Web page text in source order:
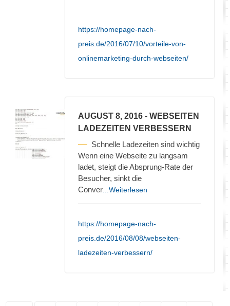
https://homepage-nach-
preis.de/2016/07/10/vorteile-von-
onlinemarketing-durch-webseiten/
AUGUST 8, 2016 - WEBSEITEN
LADEZEITEN VERBESSERN
Schnelle Ladezeiten sind wichtig
Wenn eine Webseite zu langsam
ladet, steigt die Absprung-Rate der
Besucher, sinkt die
Conver ...Weiterlesen
https://homepage-nach-
preis.de/2016/08/08/webseiten-
ladezeiten-verbessern/